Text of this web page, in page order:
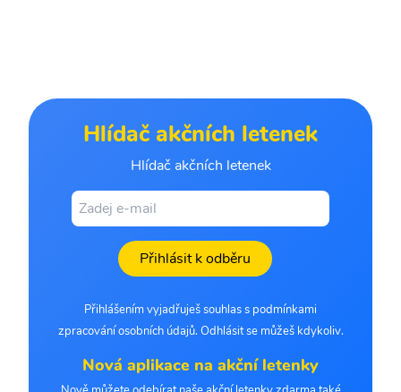
Hlídač akčních letenek
Hlídač akčních letenek
Přihlásit k odběru
Přihlášením vyjadřuješ souhlas s podmínkami
zpracování osobních údajů. Odhlásit se můžeš kdykoliv.
Nová aplikace na akční letenky